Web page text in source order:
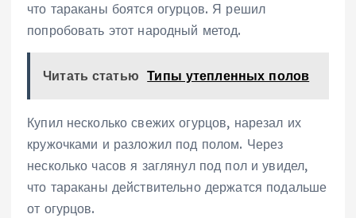
что тараканы боятся огурцов. Я решил
попробовать этот народный метод.
Читать статью Типы утепленных полов
Купил несколько свежих огурцов, нарезал их
кружочками и разложил под полом. Через
несколько часов я заглянул под пол и увидел,
что тараканы действительно держатся подальше
от огурцов.